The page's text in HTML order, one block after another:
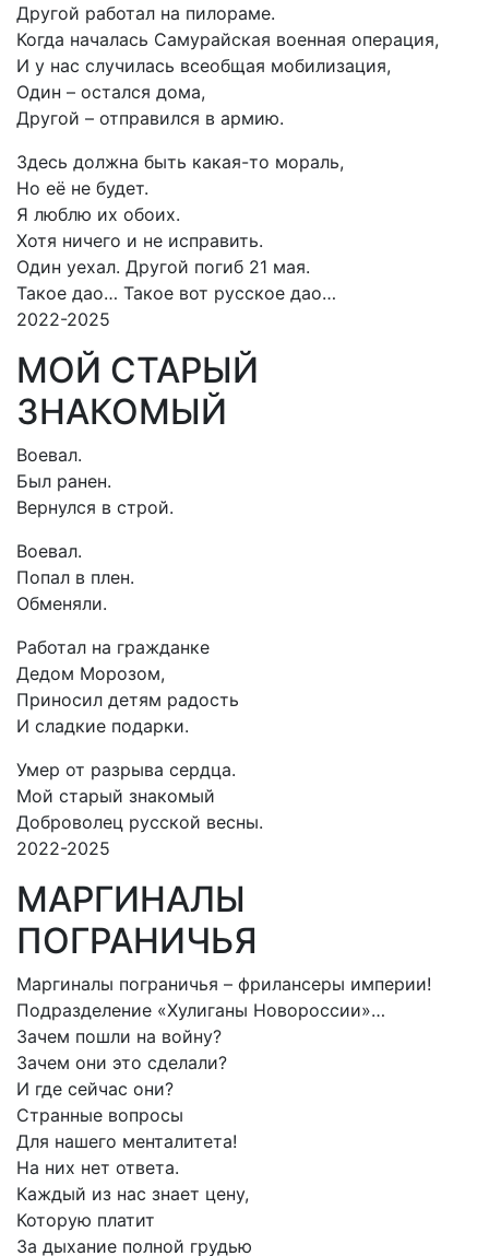
Другой работал на пилораме.
Когда началась Самурайская военная операция,
И у нас случилась всеобщая мобилизация,
Один – остался дома,
Другой – отправился в армию.
Здесь должна быть какая-то мораль,
Но её не будет.
Я люблю их обоих.
Хотя ничего и не исправить.
Один уехал. Другой погиб 21 мая.
Такое дао… Такое вот русское дао…
2022-2025
МОЙ СТАРЫЙ
ЗНАКОМЫЙ
Воевал.
Был ранен.
Вернулся в строй.
Воевал.
Попал в плен.
Обменяли.
Работал на гражданке
Дедом Морозом,
Приносил детям радость
И сладкие подарки.
Умер от разрыва сердца.
Мой старый знакомый
Доброволец русской весны.
2022-2025
МАРГИНАЛЫ
ПОГРАНИЧЬЯ
Маргиналы пограничья – фрилансеры империи!
Подразделение «Хулиганы Новороссии»…
Зачем пошли на войну?
Зачем они это сделали?
И где сейчас они?
Странные вопросы
Для нашего менталитета!
На них нет ответа.
Каждый из нас знает цену,
Которую платит
За дыхание полной грудью